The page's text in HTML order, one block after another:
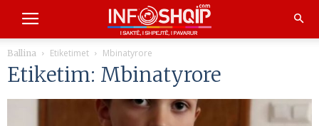
Ballina Etiketimet Mbinatyrore
Etiketim: Mbinatyrore